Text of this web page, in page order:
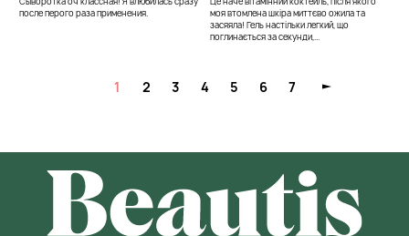
после перого раза применения.
моя втомлена шкіра миттєво ожила та
засяяла! Гель настільки легкий, що
поглинається за секунди,...
1 2 3 4 5 6 7